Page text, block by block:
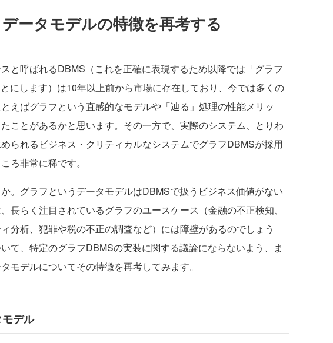
ータモデルの特徴を再考する
と呼ばれるDBMS（これを正確に表現するため以降では「グラフ
にします）は10年以上前から市場に存在しており、今では多くの
えばグラフという直感的なモデルや「辿る」処理の性能メリッ
ことがあるかと思います。その一方で、実際のシステム、とりわ
られるビジネス・クリティカルなシステムでグラフDBMSが採用
ろ非常に稀です。
。グラフというデータモデルはDBMSで扱うビジネス価値がない
長らく注目されているグラフのユースケース（金融の不正検知、
分析、犯罪や税の不正の調査など）には障壁があるのでしょう
て、特定のグラフDBMSの実装に関する議論にならないよう、ま
モデルについてその特徴を再考してみます。
デル